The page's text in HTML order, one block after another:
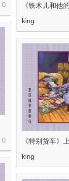
0
《铁木儿和他
king
0
《特别货车》
king